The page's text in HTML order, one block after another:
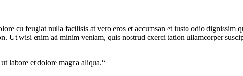
eu feugiat nulla facilisis at vero eros et accumsan et iusto odio dignissim
Ut wisi enim ad minim veniam, quis nostrud exerci tation ullamcorper
labore et dolore magna aliqua.“